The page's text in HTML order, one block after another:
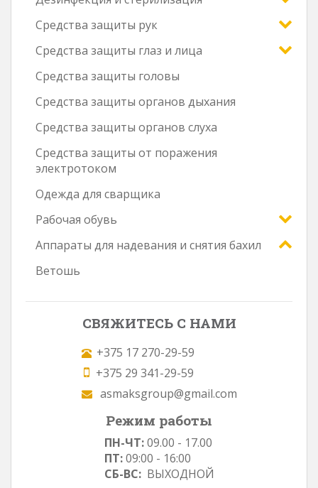
Средства защиты рук
Средства защиты глаз и лица
Средства защиты головы
Средства защиты органов дыхания
Средства защиты органов слуха
Средства защиты от поражения
электротоком
Одежда для сварщика
Рабочая обувь
Аппараты для надевания и снятия бахил
Ветошь
СВЯЖИТЕСЬ С НАМИ
+375 17 270-29-59
+375 29 341-29-59
asmaksgroup@gmail.com
Режим работы
ПН-ЧТ:09.00 - 17.00
ПТ: 09:00 - 16:00
СБ-ВС:ВЫХОДНОЙ